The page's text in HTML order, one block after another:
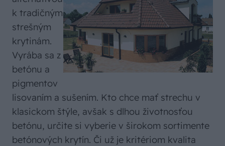
k tradičným
strešným
krytinám.
Vyrába sa z
betónu a
pigmentov
lisovaním a sušením. Kto chce mať strechu v
klasickom štýle, avšak s dlhou životnosťou
betónu, určite si vyberie v širokom sortimente
betónových krytín. Či už je kritériom kvalita